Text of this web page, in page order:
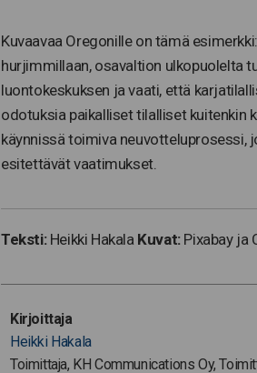
Kuvaavaa Oregonille on tämä
hurjimmillaan, osavaltion ulkopuolelta
luontokeskuksen ja vaati, että
odotuksia paikalliset tilalliset kuitenkin
käynnissä toimiva neuvotteluprosessi,
esitettävät vaatimukset.
Teksti:Heikki Hakala Kuvat: Pixabay ja
Kirjoittaja
Heikki Hakala
Toimittaja, KH Communications Oy,